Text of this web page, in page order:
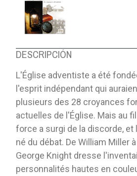
DESCRIPCIÓN
L'Église adventiste a été
l'esprit indépendant qui
plusieurs des 28 croyances
actuelles de l'Église. Mais au
force a surgi de la discorde,
né du débat. De William Miller
George Knight dresse
personnalités hautes en